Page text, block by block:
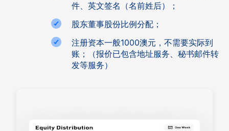
件、英文签名（名前姓后）；
股东董事股份比例分配；
注册资本一般1000澳元，不需要实际到
账；（报价已包含地址服务、秘书邮件转
发等服务）